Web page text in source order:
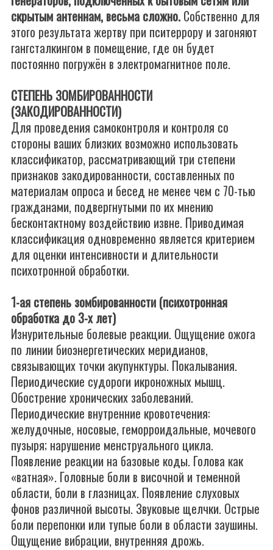
скрытым антеннам, весьма сложно. Собственно для
этого результата жертву при пситеррору и загоняют
гангсталкингом в помещение, где он будет
постоянно погружён в электромагнитное поле.
СТЕПЕНЬ ЗОМБИРОВАННОСТИ
(ЗАКОДИРОВАННОСТИ)
Для проведения самоконтроля и контроля со
стороны ваших близких возможно использовать
классификатор, рассматривающий три степени
признаков закодированности, составленных по
материалам опроса и бесед не менее чем с 70-тью
гражданами, подвергнутыми по их мнению
бесконтактному воздействию извне. Приводимая
классификация одновременно является критерием
для оценки интенсивности и длительности
психотронной обработки.
1-ая степень зомбированности (психотронная
обработка до 3-х лет)
Изнурительные болевые реакции. Ощущение ожога
по линии биоэнергетических меридианов,
связывающих точки акупунктуры. Покалывания.
Периодические судороги икроножных мышц.
Обострение хронических заболеваний.
Периодические внутренние кровотечения:
желудочные, носовые, геморроидальные, мочевого
пузыря; нарушение менструального цикла.
Появление реакции на базовые коды. Голова как
«ватная». Головные боли в височной и теменной
области, боли в глазницах. Появление слуховых
фонов различной высоты. Звуковые щелчки. Острые
боли перепонки или тупые боли в области заушины.
Ощущение вибрации, внутренняя дрожь.